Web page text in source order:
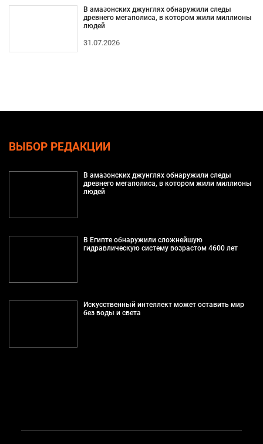
В амазонских джунглях обнаружили следы
древнего мегаполиса, в котором жили миллионы
людей
31.07.2026
ВЫБОР РЕДАКЦИИ
В амазонских джунглях обнаружили следы
древнего мегаполиса, в котором жили миллионы
людей
В Египте обнаружили сложнейшую
гидравлическую систему возрастом 4600 лет
Искусственный интеллект может оставить мир
без воды и света